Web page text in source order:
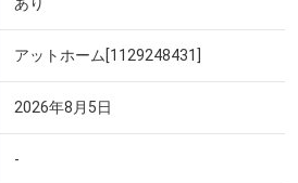
アットホーム[1129248431]
2026年8月5日
-